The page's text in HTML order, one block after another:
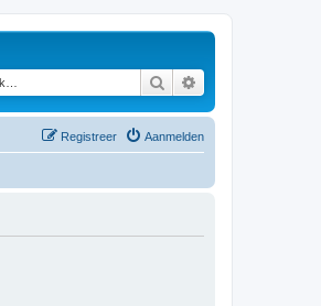
Zoek
Aanmelden
Registreer